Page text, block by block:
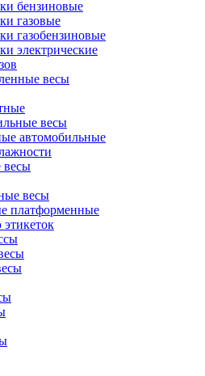
бензиновые
газовые
газобензиновые
электрические
весы
весы
автомобильные
весы
весы
платформенные